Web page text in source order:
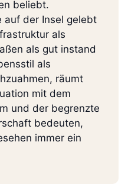
beliebt.
auf der Insel gelebt
als
als gut instand
als
räumt
mit dem
und der begrenzte
bedeuten,
immer ein